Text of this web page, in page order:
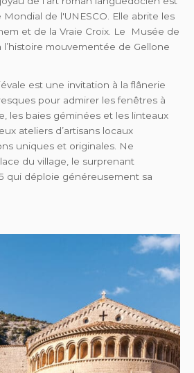
de l'UNESCO. Elle abrite les
et de la Vraie Croix. Le Musée de
l’histoire mouvementée de Gellone
est une invitation à la flânerie
pour admirer les fenêtres à
les baies géminées et les linteaux
ateliers d’artisans locaux
uniques et originales. Ne
du village, le surprenant
qui déploie généreusement sa